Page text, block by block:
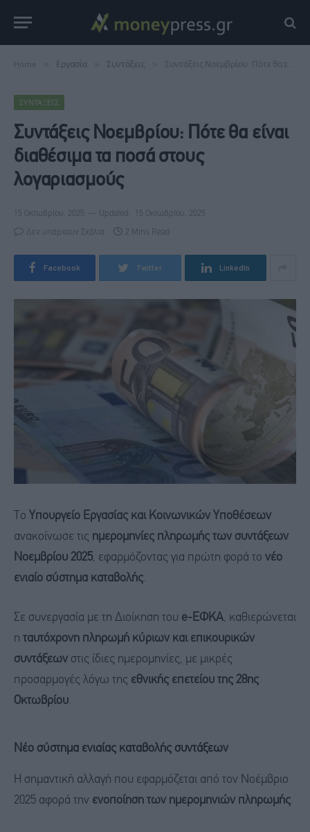
Home Εργασία Συντάξεις Συντάξεις Νοεμβρίου: Πότε θα είναι διαθέσιμα τα ποσά στους λογαριασμούς
ΣΥΝΤΆΞΕΙΣ
Συντάξεις Νοεμβρίου: Πότε θα είναι
διαθέσιμα τα ποσά στους
λογαριασμούς
15 Οκτωβρίου, 2025 Updated: 15 Οκτωβρίου, 2025
Δεν υπάρχουν Σχόλια 2 Mins Read
Facebook Twitter LinkedIn
Το Υπουργείο Εργασίας και Κοινωνικών Υποθέσεων
ανακοίνωσε τις ημερομηνίες πληρωμής των συντάξεων
Νοεμβρίου 2025, εφαρμόζοντας για πρώτη φορά το νέο
ενιαίο σύστημα καταβολής.
Σε συνεργασία με τη Διοίκηση του e-ΕΦΚΑ, καθιερώνεται
η ταυτόχρονη πληρωμή κύριων και επικουρικών
συντάξεων στις ίδιες ημερομηνίες, με μικρές
προσαρμογές λόγω της εθνικής επετείου της 28ης
Οκτωβρίου.
Νέο σύστημα ενιαίας καταβολής συντάξεων
Η σημαντική αλλαγή που εφαρμόζεται από τον Νοέμβριο
2025 αφορά την ενοποίηση των ημερομηνιών πληρωμής.